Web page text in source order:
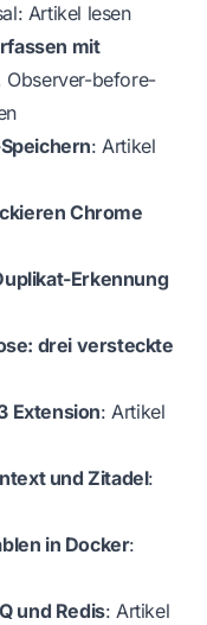
Artikel lesen
mit
Observer-before-
:Artikel
Chrome
Erkennung
drei versteckte
Extension:Artikel
und Zitadel:
in Docker:
und Redis:Artikel